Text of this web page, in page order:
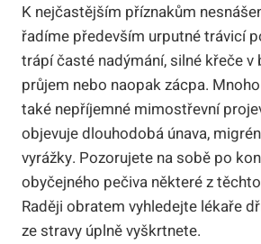
K nejčastějším příznakům
řadíme především urputné trávicí
trápí časté nadýmání, silné křeče v
průjem nebo naopak zácpa.
také nepříjemné mimostřevní
objevuje dlouhodobá únava,
vyrážky. Pozorujete na sobě po
obyčejného pečiva některé z
Raději obratem vyhledejte lékaře
ze stravy úplně vyškrtnete.